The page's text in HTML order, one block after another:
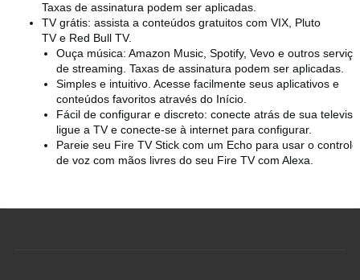
Taxas de assinatura podem ser aplicadas.
TV grátis: assista a conteúdos gratuitos com VIX, Pluto
TV e Red Bull TV.
Ouça música: Amazon Music, Spotify, Vevo e outros
de streaming. Taxas de assinatura podem ser aplicadas.
Simples e intuitivo. Acesse facilmente seus aplicativos e
conteúdos favoritos através do Início.
Fácil de configurar e discreto: conecte atrás de sua
ligue a TV e conecte-se à internet para configurar.
Pareie seu Fire TV Stick com um Echo para usar o controle
de voz com mãos livres do seu Fire TV com Alexa.